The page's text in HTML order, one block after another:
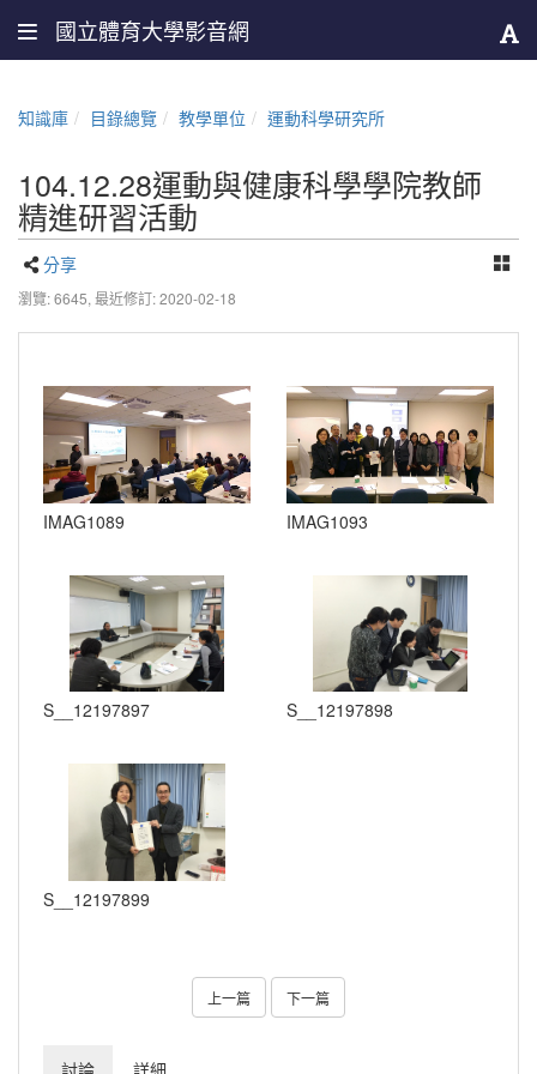
國立體育大學影音網
知識庫 目錄總覽 教學單位 運動科學研究所
104.12.28運動與健康科學學院教師
精進研習活動
分享
瀏覽: 6645, 最近修訂: 2020-02-18
IMAG1089 IMAG1093
S__12197897 S__12197898
S__12197899
上一篇 下一篇